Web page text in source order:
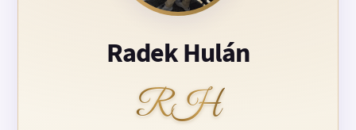
Radek Hulán
RH